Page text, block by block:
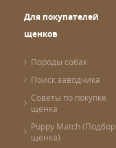
Для покупателей
щенков
Породы собак
Поиск заводчика
Советы по покупке
щенка
Puppy Match (Подбор
щенка)